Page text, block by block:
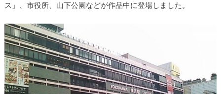
ス」、市役所、山下公園などが作品中に登場しました。